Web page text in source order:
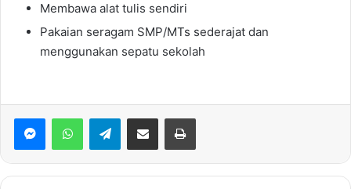
Membawa alat tulis sendiri
Pakaian seragam SMP/MTs sederajat dan
menggunakan sepatu sekolah
WhatsAppTelegramBagikan via Email Print